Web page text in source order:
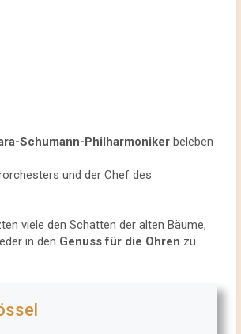
Schumann-Philharmoniker beleben
und der Chef des
viele den Schatten der alten Bäume,
in den Genuss für die Ohren zu